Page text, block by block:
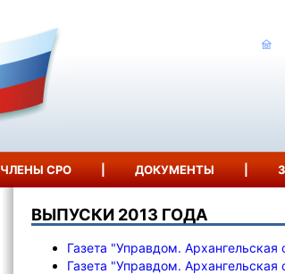
ЧЛЕНЫ СРО ДОКУМЕНТЫ
ВЫПУСКИ 2013 ГОДА
Газета "Управдом. Архангельская
Газета "Управдом.